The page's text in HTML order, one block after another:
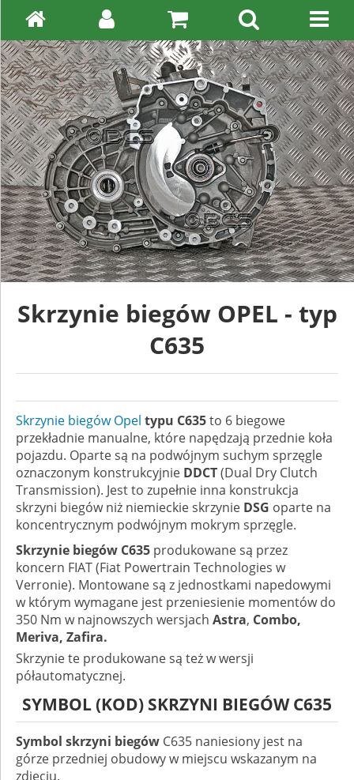
Skrzynie biegów OPEL - typ
C635
Skrzynie biegów Opel typu C635to 6 biegowe
przekładnie manualne, które napędzają przednie koła
pojazdu. Oparte są na podwójnym suchym sprzęgle
oznaczonym konstrukcyjnie DDCT(Dual Dry Clutch
Transmission). Jest to zupełnie inna konstrukcja
skrzyni biegów niż niemieckie skrzynie DSG oparte na
koncentrycznym podwójnym mokrym sprzęgle.
Skrzynie biegów C635 produkowane są przez
koncern FIAT (Fiat Powertrain Technologies w
Verronie). Montowane są z jednostkami napedowymi
w którym wymagane jest przeniesienie momentów do
350 Nm w najnowszych wersjach Astra, Combo,
Meriva, Zafira.
Skrzynie te produkowane są też w wersji
półautomatycznej.
SYMBOL (KOD) SKRZYNI BIEGÓW C635
Symbol skrzyni biegów C635 naniesiony jest na
górze przedniej obudowy w miejscu wskazanym na
zdjęciu.